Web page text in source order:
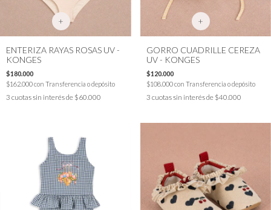
+
ENTERIZA RAYAS ROSAS UV -
KONGES
$180.000
$162.000con Transferencia o depósito
3 cuotas sin interés de $60.000
+
GORRO CUADRILLE CEREZA
UV - KONGES
$120.000
$108.000con Transferencia o depósito
3 cuotas sin interés de $40.000